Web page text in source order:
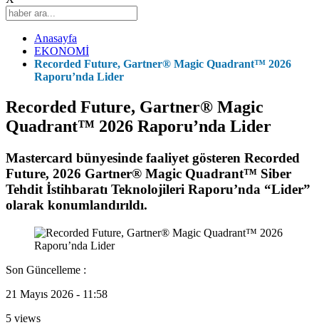
Anasayfa
EKONOMİ
Recorded Future, Gartner® Magic Quadrant™ 2026
Raporu’nda Lider
Recorded Future, Gartner® Magic
Quadrant™ 2026 Raporu’nda Lider
Mastercard bünyesinde faaliyet gösteren Recorded
Future, 2026 Gartner® Magic Quadrant™ Siber
Tehdit İstihbaratı Teknolojileri Raporu’nda “Lider”
olarak konumlandırıldı.
Son Güncelleme :
21 Mayıs 2026 - 11:58
5 views